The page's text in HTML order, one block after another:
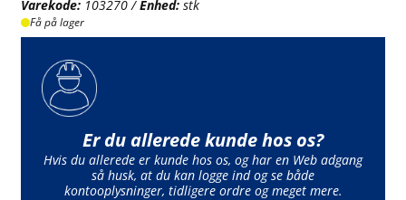
Varekode: 103270 /Enhed: stk
Få på lager
Er du allerede kunde hos os?
Hvis du allerede er kunde hos os, og har en Web adgang
så husk, at du kan logge ind og se både
kontooplysninger, tidligere ordre og meget mere.